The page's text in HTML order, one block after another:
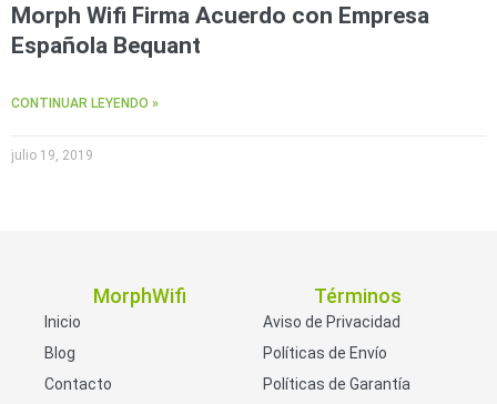
Morph Wifi Firma Acuerdo con Empresa
Española Bequant
CONTINUAR LEYENDO »
julio 19, 2019
MorphWifi
Inicio
Blog
Contacto
Términos
Aviso de Privacidad
Políticas de Envío
Políticas de Garantía